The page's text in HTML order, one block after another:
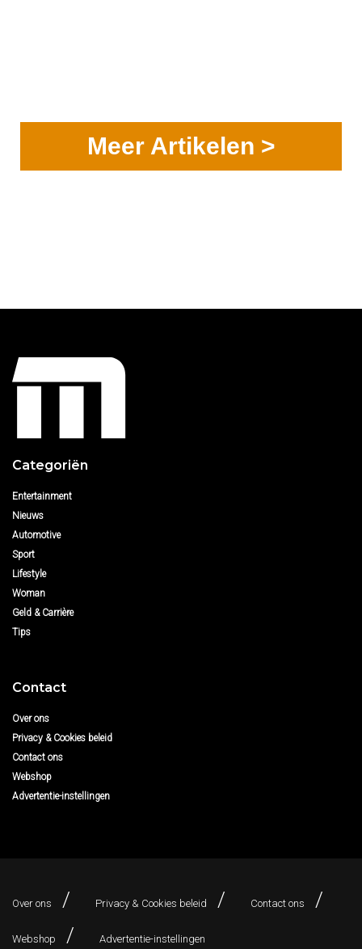
Meer Artikelen >
Categoriën
Entertainment
Nieuws
Automotive
Sport
Lifestyle
Woman
Geld & Carrière
Tips
Contact
Over ons
Privacy & Cookies beleid
Contact ons
Webshop
Advertentie-instellingen
Over ons Privacy & Cookies beleid Contact ons
Webshop Advertentie-instellingen